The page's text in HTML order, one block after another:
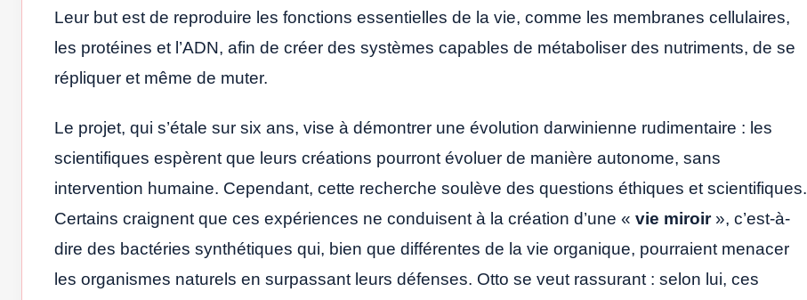
Leur but est de reproduire les fonctions essentielles de la vie, comme les membranes cellulaires,
les protéines et l’ADN, afin de créer des systèmes capables de métaboliser des nutriments, de se
répliquer et même de muter.
Le projet, qui s’étale sur six ans, vise à démontrer une évolution darwinienne rudimentaire : les
scientifiques espèrent que leurs créations pourront évoluer de manière autonome, sans
intervention humaine. Cependant, cette recherche soulève des questions éthiques et scientifiques.
Certains craignent que ces expériences ne conduisent à la création d’une « vie miroir», c’est-à-
dire des bactéries synthétiques qui, bien que différentes de la vie organique, pourraient menacer
les organismes naturels en surpassant leurs défenses. Otto se veut rassurant : selon lui, ces